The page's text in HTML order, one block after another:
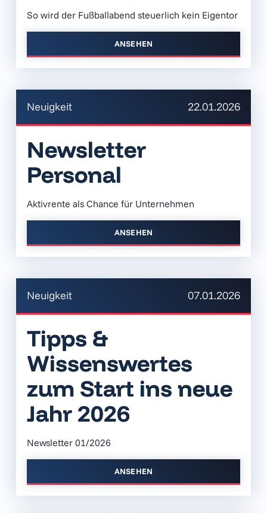
So wird der Fußballabend steuerlich kein Eigentor
ANSEHEN
Neuigkeit 22.01.2026
Newsletter
Personal
Aktivrente als Chance für Unternehmen
ANSEHEN
Neuigkeit 07.01.2026
Tipps &
Wissenswertes
zum Start ins neue
Jahr 2026
Newsletter 01/2026
ANSEHEN